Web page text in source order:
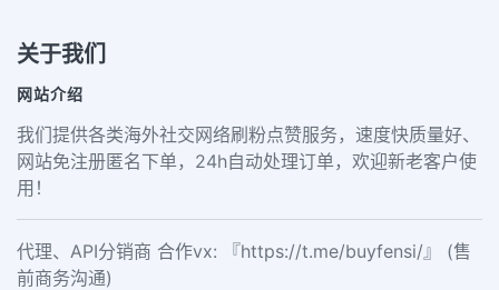
关于我们
网站介绍
我们提供各类海外社交网络刷粉点赞服务，速度快质量好、
网站免注册匿名下单，24h自动处理订单，欢迎新老客户使
用！
代理、API分销商 合作vx: 『https://t.me/buyfensi/』 (售
前商务沟通)